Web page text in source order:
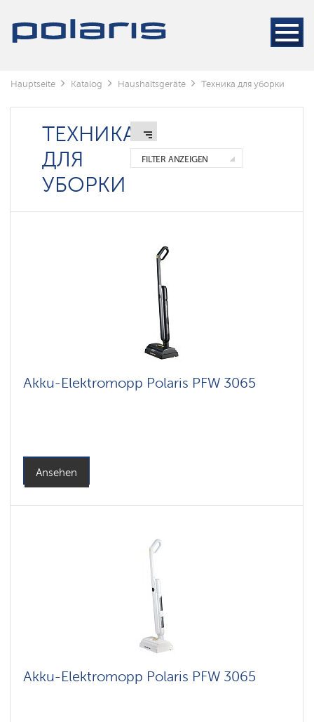
Hauptseite Katalog Haushaltsgeräte Техника для уборки
ТЕХНИКА
ДЛЯ
УБОРКИ
FILTER ANZEIGEN
Akku-Elektromopp Polaris PFW 3065
Ansehen
Akku-Elektromopp Polaris PFW 3065
Dampfreiniger
мойщики